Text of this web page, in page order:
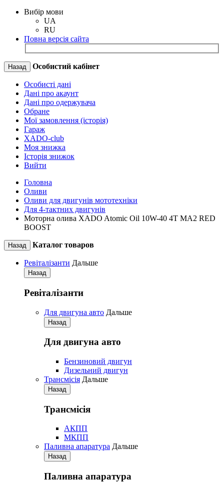
Вибір мови
UA
RU
Повна версія сайта
Назад Особистий кабінет
Особисті дані
Дані про акаунт
Дані про одержувача
Обране
Мої замовлення (історія)
Гараж
XADO-club
Моя знижка
Історія знижок
Вийти
Головна
Оливи
Оливи для двигунів мототехніки
Для 4-тактних двигунів
Моторна олива XADO Atomic Oil 10W-40 4T MA2 RED
BOOST
Назад Каталог товаров
Ревіталізанти Дальше
Назад
Ревіталізанти
Для двигуна авто Дальше
Назад
Для двигуна авто
Бензиновий двигун
Дизельний двигун
Трансмісія Дальше
Назад
Трансмісія
АКПП
МКПП
Паливна апаратура Дальше
Назад
Паливна апаратура